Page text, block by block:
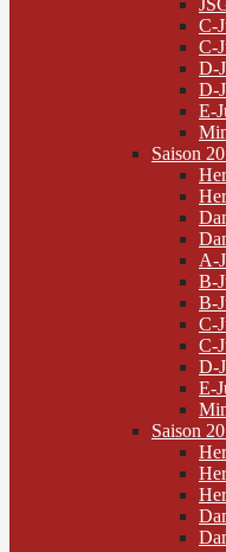
C-
C-
D-
D-
E-
Saison
A-
B-
B-
C-
C-
D-
E-
Saison